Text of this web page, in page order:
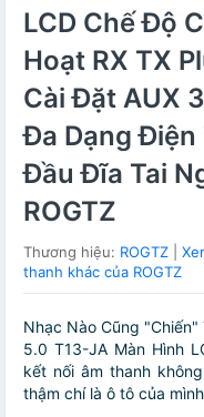
LCD Chế Độ
Hoạt RX TX
Cài Đặt AUX
Đa Dạng Điện
Đầu Đĩa Tai
ROGTZ
Thương hiệu: ROGTZ
thanh khác của ROGTZ
Nhạc Nào Cũng
5.0 T13-JA Màn Hình
kết nối âm thanh
thậm chí là ô tô của